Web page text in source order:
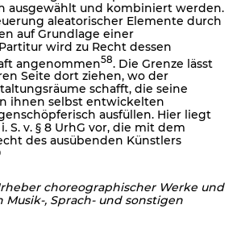
ausgewählt und kombiniert werden.
aleatorischer Elemente durch
auf Grundlage einer
wird zu Recht dessen
angenommen58. Die Grenze lässt
Seite dort ziehen, wo der
schafft, die seine
ihnen selbst entwickelten
ausfüllen. Hier liegt
S. v. § 8 UrhG vor, die mit dem
des ausübenden Künstlers
choreographischer Werke und
Musik-, Sprach- und sonstigen